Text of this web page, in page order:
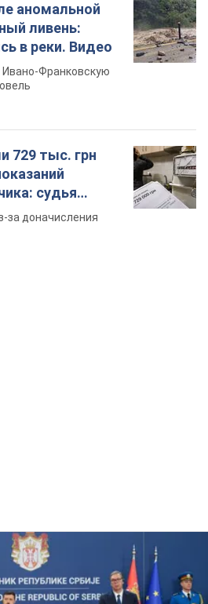
аномальной
ливень:
в реки. Видео
Ивано-Франковскую
729 тыс. грн
судья
решение
за доначисления